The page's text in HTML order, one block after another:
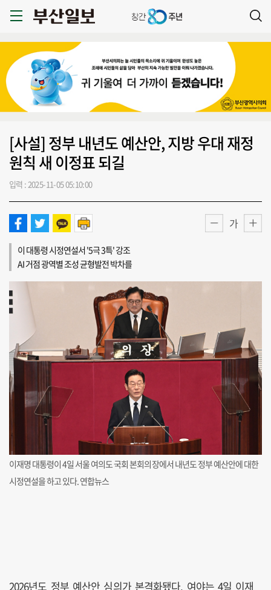
[사설] 정부 내년도 예산안, 지방 우대 재정
원칙 새 이정표 되길
입력 : 2025-11-05 05:10:00
가
이 대통령 시정연설서 '5극 3특' 강조
AI 거점 광역별 조성 균형발전 박차를
이재명 대통령이 4일 서울 여의도 국회 본회의장에서 내년도 정부 예산안에 대한
시정연설을 하고 있다. 연합뉴스
2026년도 정부 예산안 심의가 본격화됐다. 여야는 4일 이재